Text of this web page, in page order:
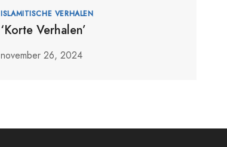
ISLAMITISCHE VERHALEN
‘Korte Verhalen’
november 26, 2024